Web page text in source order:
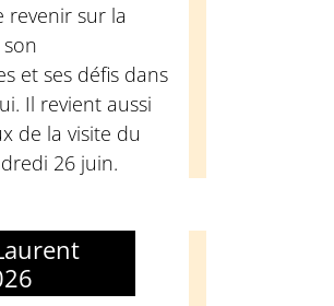
revenir sur la
et ses défis dans
Il revient aussi
de la visite du
26 juin.